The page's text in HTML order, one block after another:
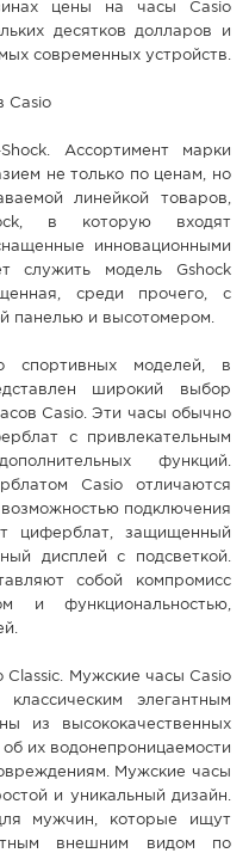
цены на часы Casio
десятков долларов и
современных устройств.
Casio
Ассортимент марки
не только по ценам, но
линейкой товаров,
в которую входят
инновационными
служить модель Gshock
среди прочего, с
панелью и высотомером.
спортивных моделей, в
широкий выбор
Casio. Эти часы обычно
с привлекательным
функций.
Casio отличаются
подключения
циферблат, защищенный
дисплей с подсветкой.
собой компромисс
и функциональностью,
Classic. Мужские часы Casio
элегантным
из высококачественных
их водонепроницаемости
Мужские часы
и уникальный дизайн.
мужчин, которые ищут
внешним видом по